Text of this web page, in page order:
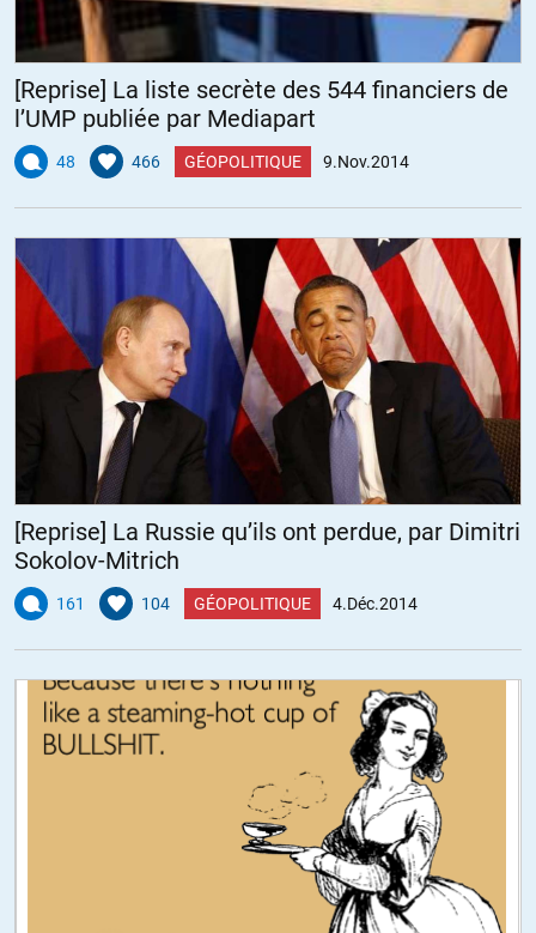
[Reprise] La liste secrète des 544 financiers de
l’UMP publiée par Mediapart
48 466 GÉOPOLITIQUE 9.Nov.2014
[Reprise] La Russie qu’ils ont perdue, par Dimitri
Sokolov-Mitrich
161 104 GÉOPOLITIQUE 4.Déc.2014